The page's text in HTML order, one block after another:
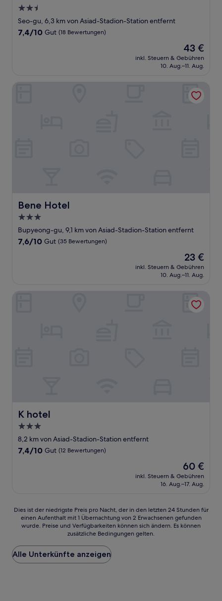
2.5-
Sterne-
Unterkunft
Seo-gu, 6,3 km von Asiad-Stadion-Station entfernt
7.4
7,4/10 Gut (18 Bewertungen)
Der
Preis
beträgt
43 €
inkl. Steuern & Gebühren
10. Aug.–11. Aug.
Bene Hotel
Bene Hotel
3.0-
Sterne-
Unterkunft
Bupyeong-gu, 9,1 km von Asiad-Stadion-Station entfernt
7.6
7,6/10 Gut (35 Bewertungen)
Der
Preis
beträgt
23 €
inkl. Steuern & Gebühren
10. Aug.–11. Aug.
K hotel
K hotel
3.0-
Sterne-
Unterkunft
8,2 km von Asiad-Stadion-Station entfernt
7.4
7,4/10 Gut (12 Bewertungen)
Der
Preis
beträgt
60 €
inkl. Steuern & Gebühren
16. Aug.–17. Aug.
Dies
der
Preis
pro
Nacht,
Dies ist der niedrigste Preis pro Nacht, der in den letzten 24 Stunden für
einen Aufenthalt mit 1 Übernachtung von 2 Erwachsenen gefunden
wurde. Preise und Verfügbarkeiten können sich ändern. Es können
zusätzliche Bedingungen gelten.
Alle Unterkünfte anzeigen